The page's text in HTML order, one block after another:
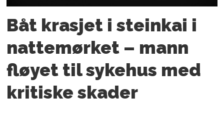
Båt krasjet i steinkai i
nattemørket – mann
fløyet til sykehus med
kritiske skader